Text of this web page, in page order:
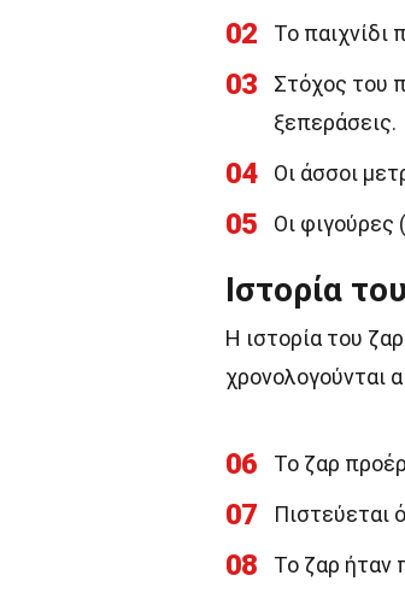
02 Το παιχνίδι
03
Στόχος του
ξεπεράσεις.
04 Οι άσσοι
05 Οι φιγούρες
Ιστορία
Η ιστορία του
χρονολογούνται
06 Το ζαρ
07 Πιστεύεται
08 Το ζαρ ήταν